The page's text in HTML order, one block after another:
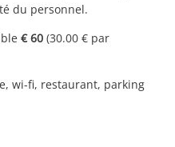
du personnel.
€ 60 (30.00 € par
wi-fi, restaurant, parking